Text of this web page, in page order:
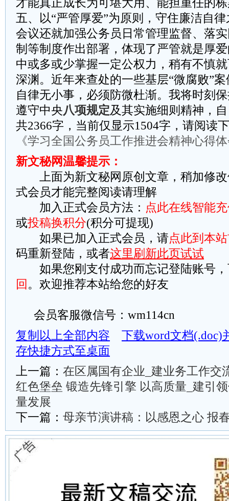
才能真正成长为可堪大用、能担重任的
五、以“严管厚爱”为原则，守住廉洁自律
会议还就加强公务员日常管理监督、落
制等制度作出部署，体现了严管就是厚
中或多或少掌握一定公权力，稍有不慎
深渊。近年来查处的一些基层“微腐败”
自律无小事，必须防微杜渐。我将时刻
遵守中央八项规定及其实施细则精神，
共2366字，当前仅显示1504字，请阅读
《学习全国公务员工作推进会精神心得
新文秘网温馨提示：
上面为新文秘网原创文章，稍加修改
式会员才能完整阅读请理解
加入正式会员方法： 点此在线智能
或投稿换积分(积分可提现)
如果已加入正式会员，请点此到本
码重新登陆，或者这里刷新此页试试
如果您刚支付成功而忘记登陆账号，
回 。欢迎推荐本站给您的好友
会员客服微信号：wm114cn
复制以上全部内容
下载word文档(.doc)
存快捷方式至桌面
上一篇： 在区属国有企业_建业务工作交
红色堡垒 锻造先锋引擎 以高质量_建引
量发展
下一篇： 母亲节演讲稿：以感恩之心 报